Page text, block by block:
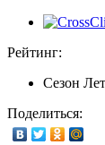
Рейтинг:
Сезон
Поделиться: